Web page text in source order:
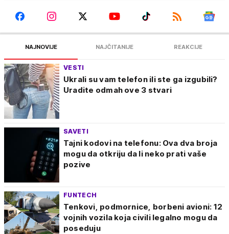
NAJNOVIJE NAJČITANIJE REAKCIJE
VESTI
Ukrali su vam telefon ili ste ga izgubili?
Uradite odmah ove 3 stvari
SAVETI
Tajni kodovi na telefonu: Ova dva broja
mogu da otkriju da li neko prati vaše
pozive
FUNTECH
Tenkovi, podmornice, borbeni avioni: 12
vojnih vozila koja civili legalno mogu da
poseduju